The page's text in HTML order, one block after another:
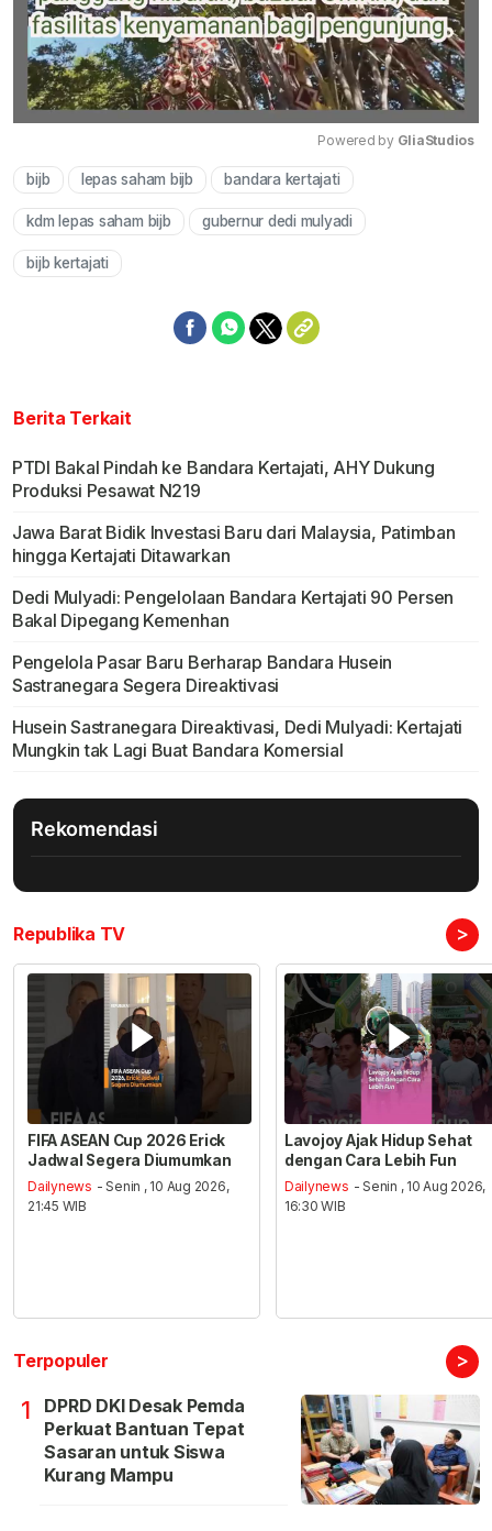
Powered by GliaStudios
bijb lepas saham bijb bandara kertajati
kdm lepas saham bijb gubernur dedi mulyadi
bijb kertajati
Berita Terkait
PTDI Bakal Pindah ke Bandara Kertajati, AHY Dukung
Produksi Pesawat N219
Jawa Barat Bidik Investasi Baru dari Malaysia, Patimban
hingga Kertajati Ditawarkan
Dedi Mulyadi: Pengelolaan Bandara Kertajati 90 Persen
Bakal Dipegang Kemenhan
Pengelola Pasar Baru Berharap Bandara Husein
Sastranegara Segera Direaktivasi
Husein Sastranegara Direaktivasi, Dedi Mulyadi: Kertajati
Mungkin tak Lagi Buat Bandara Komersial
Rekomendasi
Republika TV >
FIFA ASEAN Cup 2026 Erick
Jadwal Segera Diumumkan
Dailynews - Senin , 10 Aug 2026,
21:45 WIB
Lavojoy Ajak Hidup Sehat
dengan Cara Lebih Fun
Dailynews - Senin , 10 Aug 2026,
16:30 WIB
Terpopuler >
1
DPRD DKI Desak Pemda
Perkuat Bantuan Tepat
Sasaran untuk Siswa
Kurang Mampu